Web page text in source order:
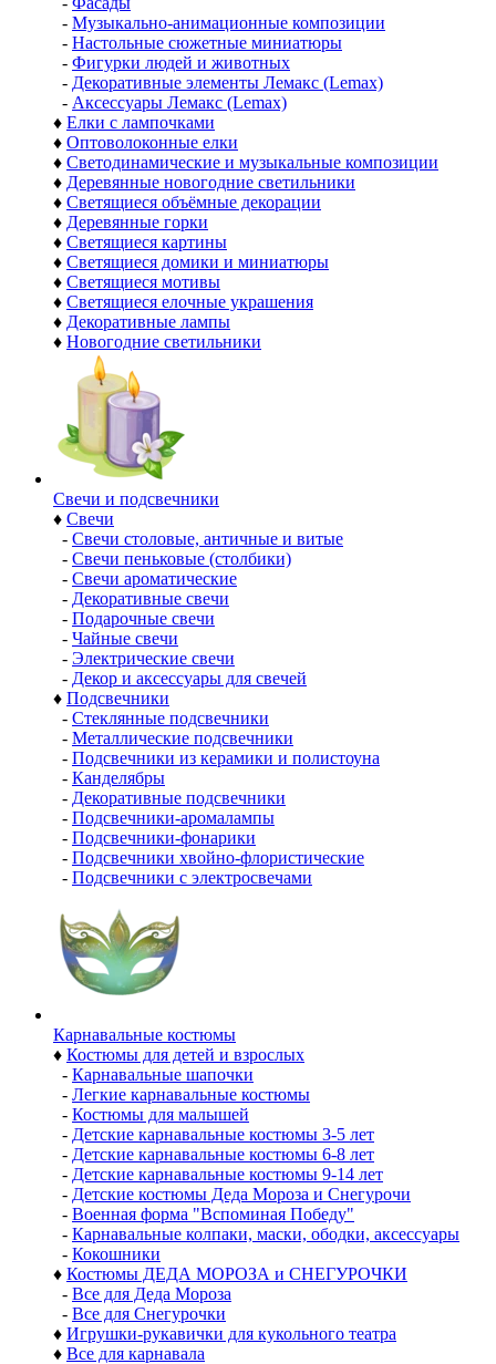
- Музыкально-анимационные композиции
- Настольные сюжетные миниатюры
- Фигурки людей и животных
- Декоративные элементы Лемакс (Lemax)
- Аксессуары Лемакс (Lemax)
♦ Елки с лампочками
♦ Оптоволоконные елки
♦ Светодинамические и музыкальные композиции
♦ Деревянные новогодние светильники
♦ Светящиеся объёмные декорации
♦ Деревянные горки
♦ Светящиеся картины
♦ Светящиеся домики и миниатюры
♦ Светящиеся мотивы
♦ Светящиеся елочные украшения
♦ Декоративные лампы
♦ Новогодние светильники
Свечи и подсвечники
♦ Свечи
- Свечи столовые, античные и витые
- Свечи пеньковые (столбики)
- Свечи ароматические
- Декоративные свечи
- Подарочные свечи
- Чайные свечи
- Электрические свечи
- Декор и аксессуары для свечей
♦ Подсвечники
- Стеклянные подсвечники
- Металлические подсвечники
- Подсвечники из керамики и полистоуна
- Канделябры
- Декоративные подсвечники
- Подсвечники-аромалампы
- Подсвечники-фонарики
- Подсвечники хвойно-флористические
- Подсвечники с электросвечами
Карнавальные костюмы
♦ Костюмы для детей и взрослых
- Карнавальные шапочки
- Легкие карнавальные костюмы
- Костюмы для малышей
- Детские карнавальные костюмы 3-5 лет
- Детские карнавальные костюмы 6-8 лет
- Детские карнавальные костюмы 9-14 лет
- Детские костюмы Деда Мороза и Снегурочи
- Военная форма "Вспоминая Победу"
- Карнавальные колпаки, маски, ободки, аксессуары
- Кокошники
♦ Костюмы ДЕДА МОРОЗА и СНЕГУРОЧКИ
- Все для Деда Мороза
- Все для Снегурочки
♦ Игрушки-рукавички для кукольного театра
♦ Все для карнавала